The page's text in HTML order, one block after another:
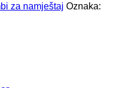
za namještaj Oznaka: